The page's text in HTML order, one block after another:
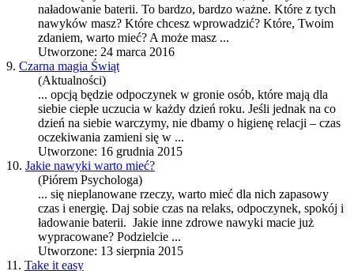
naładowanie baterii. To bardzo, bardzo ważne. Które z tych
nawyków masz? Które chcesz wprowadzić? Które, Twoim
zdaniem, warto mieć? A może masz ...
Utworzone: 24 marca 2016
9. Czarna magia Świąt
(Aktualności)
... opcją będzie odpoczynek w gronie osób, które mają dla
siebie ciepłe uczucia w każdy dzień roku. Jeśli jednak na co
dzień na siebie warczymy, nie dbamy o higienę relacji – czas
oczekiwania zamieni się w ...
Utworzone: 16 grudnia 2015
10. Jakie nawyki warto mieć?
(Piórem Psychologa)
... się nieplanowane rzeczy, warto mieć dla nich zapasowy
czas i energię. Daj sobie czas na relaks, odpoczynek, spokój i
ładowanie baterii. Jakie inne zdrowe nawyki macie już
wypracowane? Podzielcie ...
Utworzone: 13 sierpnia 2015
11. Take it easy